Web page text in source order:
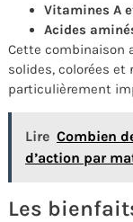
Vitamines A
Acides
Cette combinaison
solides, colorées et
particulièrement
Lire Combien
d’action par
Les